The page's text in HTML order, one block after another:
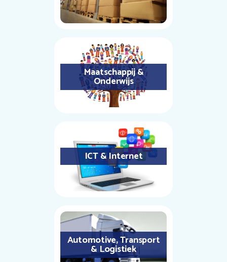
Maatschappij &
Onderwijs
ICT & Internet
Automotive, Transport
& Logistiek